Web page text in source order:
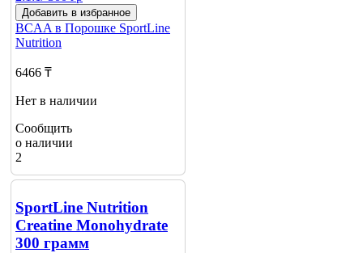
Добавить в избранное
BCAA в Порошке SportLine
Nutrition
6466 ₸
Нет в наличии
Сообщить
о наличии
2
SportLine Nutrition
Creatine Monohydrate
300 грамм